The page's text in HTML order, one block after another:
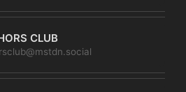
CLUB